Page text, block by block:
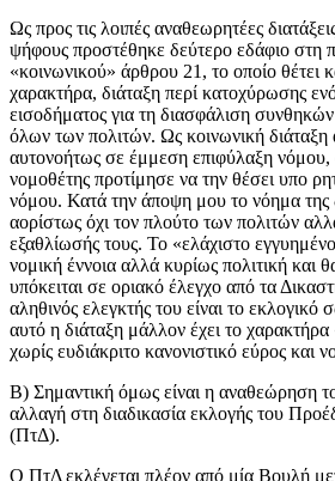
Ως προς τις λοιπές αναθεωρητέες
ψήφους προστέθηκε δεύτερο εδάφιο στη
«κοινωνικού» άρθρου 21, το οποίο θέτει
χαρακτήρα, διάταξη περί κατοχύρωσης
εισοδήματος για τη διασφάλιση
όλων των πολιτών. Ως κοινωνική διάταξη
αυτονοήτως σε έμμεση επιφύλαξη νόμου,
νομοθέτης προτίμησε να την θέσει υπο
νόμου. Κατά την άποψη μου το νόημα της
αορίστως όχι τον πλούτο των πολιτών
εξαθλίωσής τους. Το «ελάχιστο
νομική έννοια αλλά κυρίως πολιτική και
υπόκειται σε οριακό έλεγχο από τα
αληθινός ελεγκτής του είναι το
αυτό η διάταξη μάλλον έχει το χαρακτήρα
χωρίς ευδιάκριτο κανονιστικό εύρος και
Β) Σημαντική όμως είναι η αναθεώρηση
αλλαγή στη διαδικασία εκλογής του
(ΠτΔ).
Ο ΠτΔ εκλέγεται πλέον από μία Βουλή